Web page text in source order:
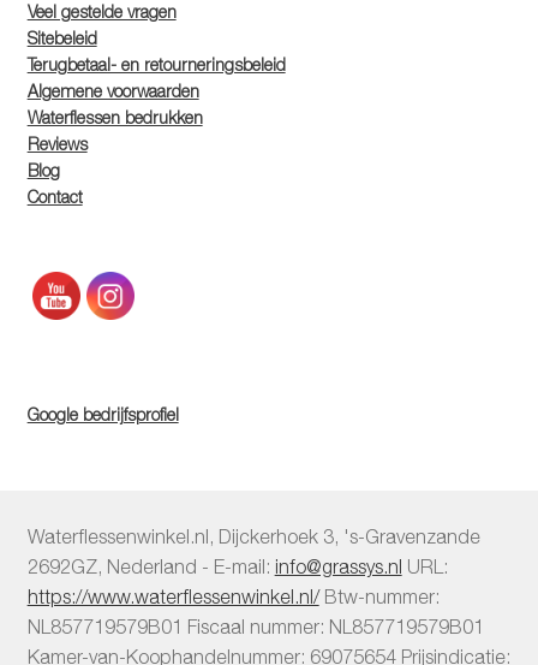
Veel gestelde vragen
Sitebeleid
Terugbetaal- en retourneringsbeleid
Algemene voorwaarden
Waterflessen bedrukken
Reviews
Blog
Contact
Google bedrijfsprofiel
Waterflessenwinkel.nl, Dijckerhoek 3, 's-Gravenzande
2692GZ, Nederland - E-mail: info@grassys.nl URL:
https://www.waterflessenwinkel.nl/ Btw-nummer:
NL857719579B01 Fiscaal nummer: NL857719579B01
Kamer-van-Koophandelnummer: 69075654 Prijsindicatie: